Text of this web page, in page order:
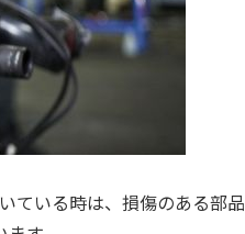
ている時は、損傷のある部品